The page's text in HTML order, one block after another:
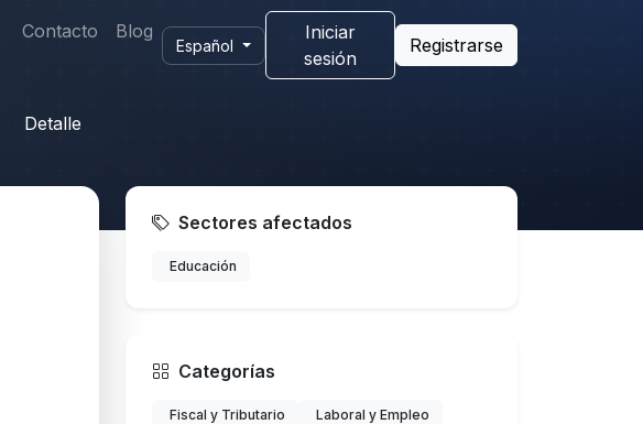
Contacto Blog
Español
Iniciar
sesión
Registrarse
Detalle
Sectores afectados
Educación
Categorías
Fiscal y Tributario
Laboral y Empleo